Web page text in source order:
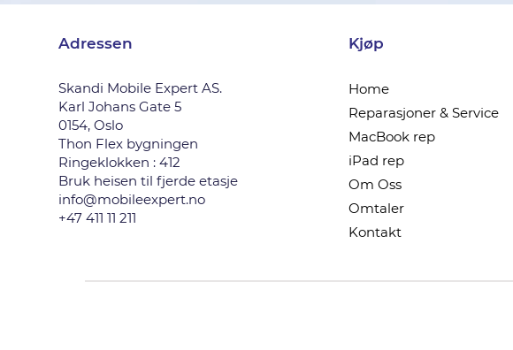
Adressen
Skandi Mobile Expert AS.
Karl Johans Gate 5
0154, Oslo
Thon Flex bygningen
Ringeklokken : 412
Bruk heisen til fjerde etasje
info@mobileexpert.no
+47 411 11 211
Kjøp
Home
Reparasjoner & Service
MacBook rep
iPad rep
Om Oss
Omtaler
Kontakt